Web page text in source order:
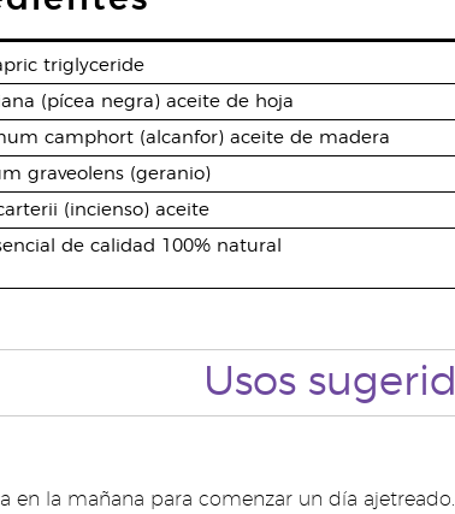
triglyceride
(pícea negra) aceite de hoja
camphort (alcanfor) aceite de madera
graveolens (geranio)
(incienso) aceite
de calidad 100% natural
Usos
en la mañana para comenzar un día ajetreado.